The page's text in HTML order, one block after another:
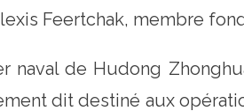
Feertchak, membre
naval de Hudong
dit destiné aux